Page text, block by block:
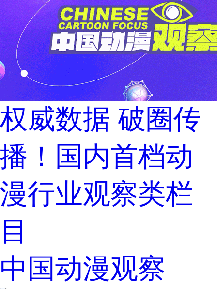
权威数据 破圈传
播！国内首档动
漫行业观察类栏
目
中国动漫观察